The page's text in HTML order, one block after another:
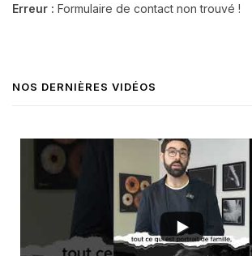
Erreur : Formulaire de contact non trouvé !
NOS DERNIÈRES VIDÉOS